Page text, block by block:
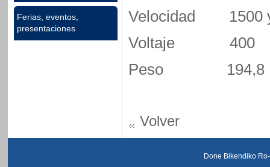
Ferias, eventos,
presentaciones
Velocidad 1500 y
Voltaje 400
Peso 194,8
Volver
Done Bikendiko